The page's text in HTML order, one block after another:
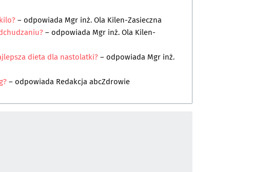
– odpowiada Mgr inż. Ola Kilen-Zasieczna
– odpowiada Mgr inż. Ola Kilen-
dieta dla nastolatki?– odpowiada Mgr inż.
– odpowiada Redakcja abcZdrowie